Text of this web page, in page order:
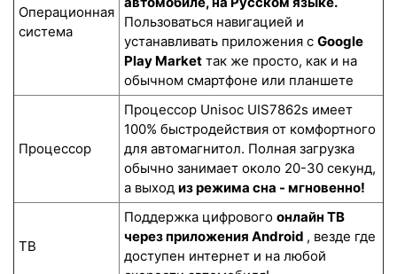
Операционная
система
Пользоваться навигацией и
устанавливать приложения с Google
Play Market так же просто, как и на
обычном смартфоне или планшете
Процессор
Процессор Unisoc UIS7862s имеет
100% быстродействия от комфортного
для автомагнитол. Полная загрузка
обычно занимает около 20-30 секунд,
а выход из режима сна - мгновенно!
ТВ
Поддержка цифрового онлайн ТВ
через приложения Android , везде где
доступен интернет и на любой